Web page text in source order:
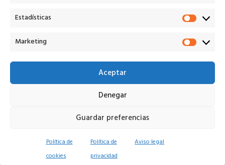
Estadísticas
Marketing
Aceptar
Denegar
Guardar preferencias
Política de
cookies
Política de
privacidad
Aviso legal
+34 614 245 649
Veiko Remarketing S.L. © 2026